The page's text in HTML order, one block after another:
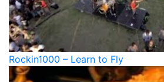
Rockin1000 – Learn to Fly